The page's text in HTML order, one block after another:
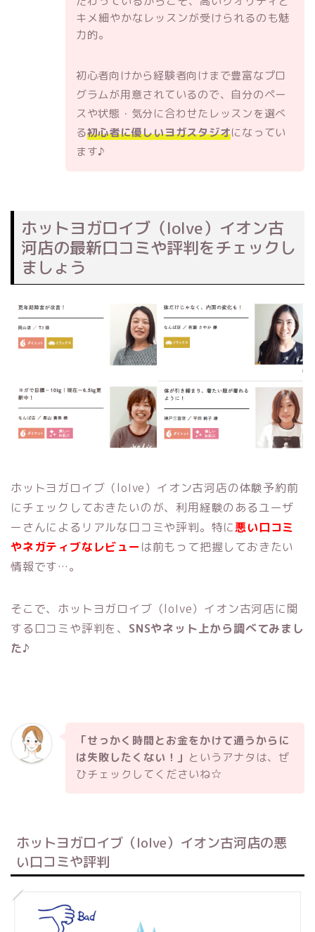
キメ細やかなレッスンが受けられるのも魅
力的。
初心者向けから経験者向けまで豊富なプロ
グラムが用意されているので、自分のペー
スや状態・気分に合わせたレッスンを選べ
る初心者に優しいヨガスタジオになってい
ます♪
ホットヨガロイブ（loIve）イオン古
河店の最新口コミや評判をチェックし
ましょう
ホットヨガロイブ（loIve）イオン古河店の体験予約前
にチェックしておきたいのが、利用経験のあるユーザ
ーさんによるリアルな口コミや評判。特に悪い口コミ
やネガティブなレビューは前もって把握しておきたい
情報です…。
そこで、ホットヨガロイブ（loIve）イオン古河店に関
する口コミや評判を、 SNSやネット上から調べてみまし
た♪
「せっかく時間とお金をかけて通うからに
は失敗したくない！」 というアナタは、ぜ
ひチェックしてくださいね☆
ホットヨガロイブ（loIve）イオン古河店の悪
い口コミや評判